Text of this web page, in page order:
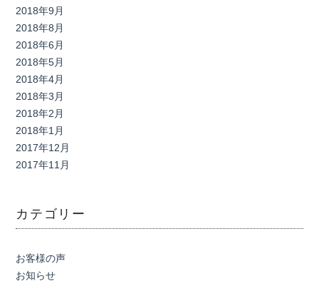
2018年9月
2018年8月
2018年6月
2018年5月
2018年4月
2018年3月
2018年2月
2018年1月
2017年12月
2017年11月
カテゴリー
お客様の声
お知らせ